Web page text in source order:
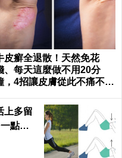
皮癬全退散！天然免花
、每天這麼做不用20分
，4招讓皮膚從此不痛不癢
上多留
點，